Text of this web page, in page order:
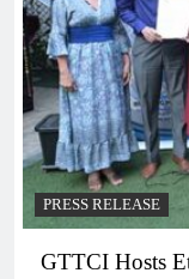
PRESS RELEASE
GTTCI Hosts